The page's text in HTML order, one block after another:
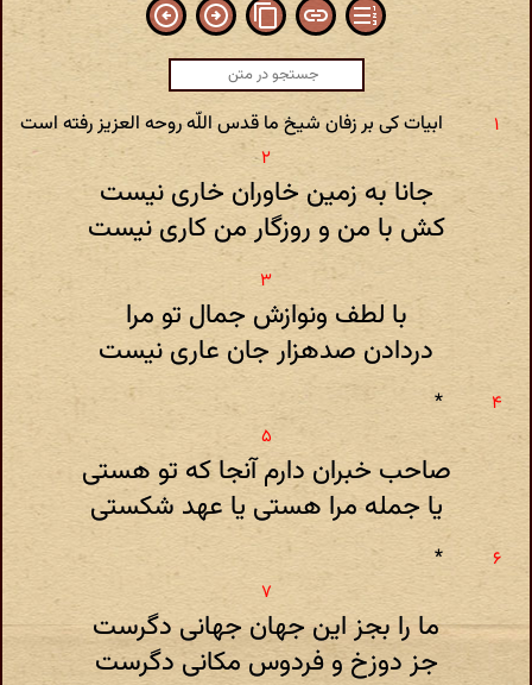
ابیات کی بر زفان شیخ ما قدس اللّه روحه العزیز رفته است
جانا به زمین خاوران خاری نیست
کش با من و روزگار من کاری نیست
با لطف ونوازش جمال تو مرا
دردادن صدهزار جان عاری نیست
*
صاحب خبران دارم آنجا که تو هستی
یا جمله مرا هستی یا عهد شکستی
*
ما را بجز این جهان جهانی دگرست
جز دوزخ و فردوس مکانی دگرست